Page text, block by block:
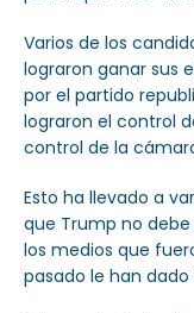
Varios de los
lograron ganar sus
por el partido
lograron el control
control de la
Esto ha llevado a
que Trump no
los medios que
pasado le han dado